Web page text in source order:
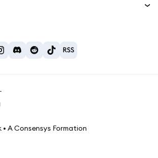
？
A Consensys Formation